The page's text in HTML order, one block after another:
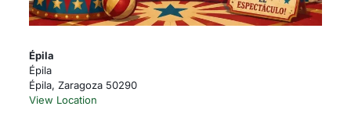
Épila
Épila
Épila, Zaragoza 50290
View Location